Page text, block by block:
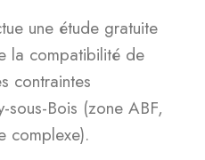
une étude gratuite
la compatibilité de
contraintes
sous-Bois (zone ABF,
complexe).